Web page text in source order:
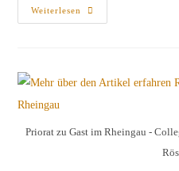
Weiterlesen
Das
Wird
Priorat zu Gast im Rheingau -